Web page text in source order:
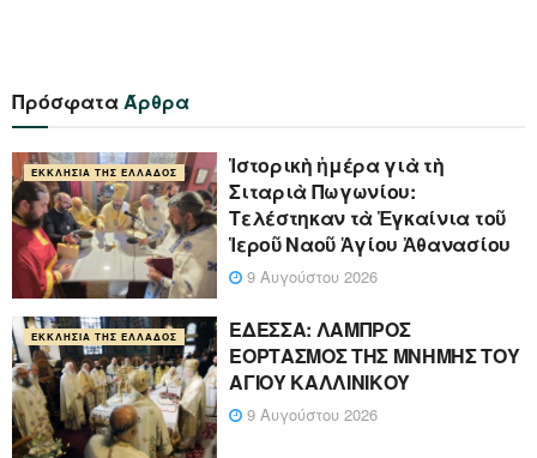
ΠρόσφαταΆρθρα
ΕΚΚΛΗΣΊΑ ΤΗΣ ΕΛΛΆΔΟΣ
Ἱστορικὴ ἡμέρα γιὰ τὴ
Σιταριὰ Πωγωνίου:
Τελέστηκαν τὰ Ἐγκαίνια τοῦ
Ἱεροῦ Ναοῦ Ἁγίου Ἀθανασίου
9 Αυγούστου 2026
ΕΚΚΛΗΣΊΑ ΤΗΣ ΕΛΛΆΔΟΣ
ΕΔΕΣΣΑ: ΛΑΜΠΡΟΣ
ΕΟΡΤΑΣΜΟΣ ΤΗΣ ΜΝΗΜΗΣ ΤΟΥ
ΑΓΙΟΥ ΚΑΛΛΙΝΙΚΟΥ
9 Αυγούστου 2026